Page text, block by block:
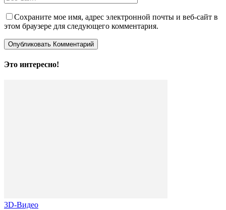
Сохраните мое имя, адрес электронной почты и веб-сайт в
этом браузере для следующего комментария.
Это интересно!
3D-Видео